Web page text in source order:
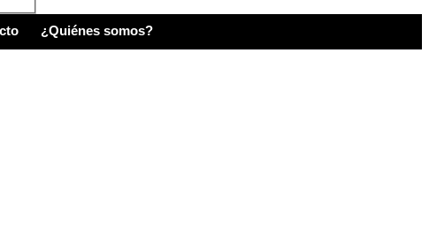
¿Quiénes somos?